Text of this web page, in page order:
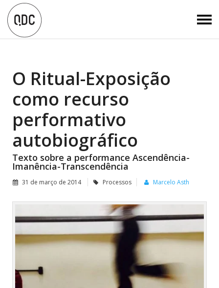
O Ritual-Exposição
como recurso
performativo
autobiográfico
Texto sobre a performance Ascendência-
Imanência-Transcendência
31 de março de 2014 Processos Marcelo Asth